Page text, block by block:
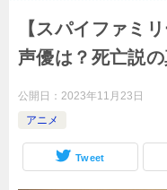
【スパイファミ
声優は？死亡説の
公開日： 2023年11月23日
アニメ
Tweet